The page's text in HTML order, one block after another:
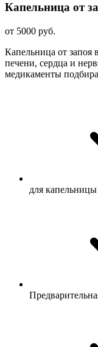
Капельница от
от 5000 руб.
Капельница от запоя
печени, сердца и
медикаменты
для капельницы